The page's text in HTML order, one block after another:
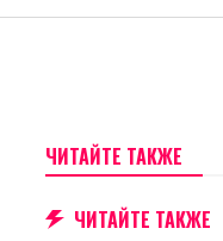
ЧИТАЙТЕ ТАКЖЕ
ЧИТАЙТЕ ТАКЖЕ